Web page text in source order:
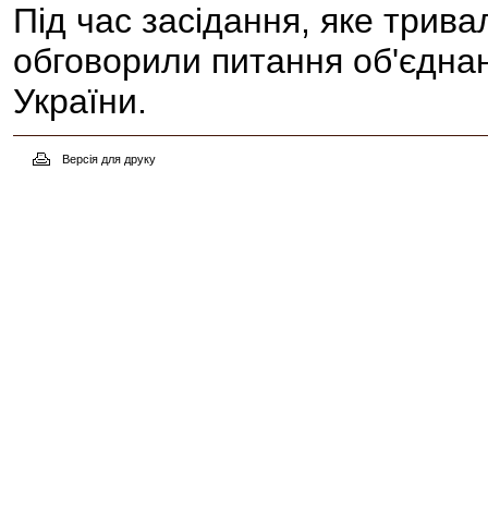
Під час засідання, яке
обговорили питання
України.
Версія для друку